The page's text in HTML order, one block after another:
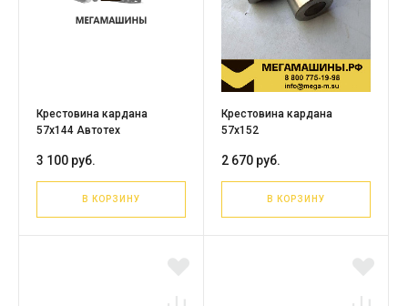
Крестовина кардана
57х144 Автотех
3 100 руб.
В КОРЗИНУ
Крестовина кардана
57х152
2 670 руб.
В КОРЗИНУ